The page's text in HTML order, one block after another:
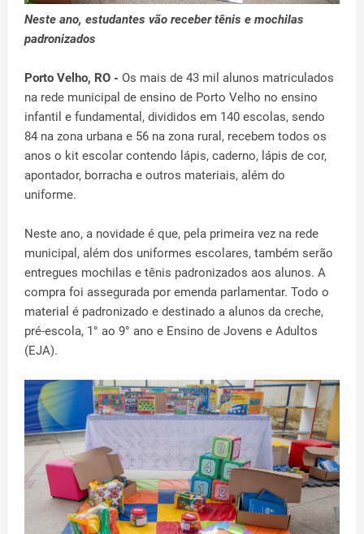
Neste ano, estudantes vão receber tênis e mochilas
padronizados
Porto Velho, RO - Os mais de 43 mil alunos matriculados
na rede municipal de ensino de Porto Velho no ensino
infantil e fundamental, divididos em 140 escolas, sendo
84 na zona urbana e 56 na zona rural, recebem todos os
anos o kit escolar contendo lápis, caderno, lápis de cor,
apontador, borracha e outros materiais, além do
uniforme.
Neste ano, a novidade é que, pela primeira vez na rede
municipal, além dos uniformes escolares, também serão
entregues mochilas e tênis padronizados aos alunos. A
compra foi assegurada por emenda parlamentar. Todo o
material é padronizado e destinado a alunos da creche,
pré-escola, 1° ao 9° ano e Ensino de Jovens e Adultos
(EJA).